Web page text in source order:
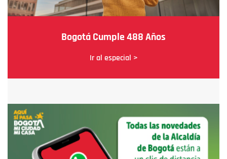
Bogotá Cumple 488 Años
Ir al especial >